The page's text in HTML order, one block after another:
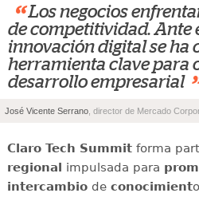
“ Los negocios
de competitividad. Ante
innovación digital se ha
herramienta clave para
desarrollo empresarial
José Vicente Serrano , director de Mercado
Claro Tech Summitforma
regional impulsada para
intercambiode conocimient